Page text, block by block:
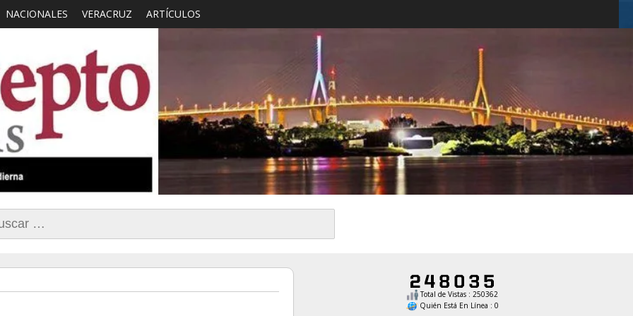
con Sentido Comun
NACIONALES VERACRUZ ARTÍCULOS
Total de Vistas : 250362
Quién Está En Línea : 0